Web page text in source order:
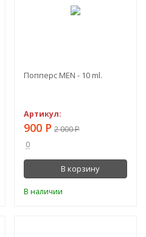
Попперс MEN - 10 ml.
Артикул:
900 Р 2 000Р
0
В корзину
В наличии